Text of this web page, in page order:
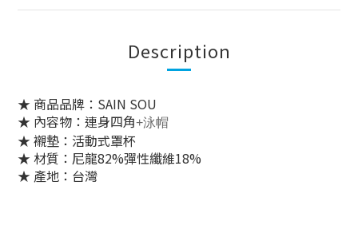
Description
★ 商品品牌：SAIN SOU
★ 內容物：連身四角+泳帽
★ 襯墊：活動式罩杯
★ 材質：尼龍82%彈性纖維18%
★ 產地：台灣